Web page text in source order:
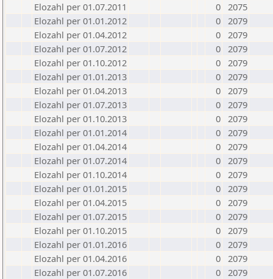
Elozahl per 01.07.2011
0 2075
Elozahl per 01.01.2012
0 2079
Elozahl per 01.04.2012
0 2079
Elozahl per 01.07.2012
0 2079
Elozahl per 01.10.2012
0 2079
Elozahl per 01.01.2013
0 2079
Elozahl per 01.04.2013
0 2079
Elozahl per 01.07.2013
0 2079
Elozahl per 01.10.2013
0 2079
Elozahl per 01.01.2014
0 2079
Elozahl per 01.04.2014
0 2079
Elozahl per 01.07.2014
0 2079
Elozahl per 01.10.2014
0 2079
Elozahl per 01.01.2015
0 2079
Elozahl per 01.04.2015
0 2079
Elozahl per 01.07.2015
0 2079
Elozahl per 01.10.2015
0 2079
Elozahl per 01.01.2016
0 2079
Elozahl per 01.04.2016
0 2079
Elozahl per 01.07.2016
0 2079